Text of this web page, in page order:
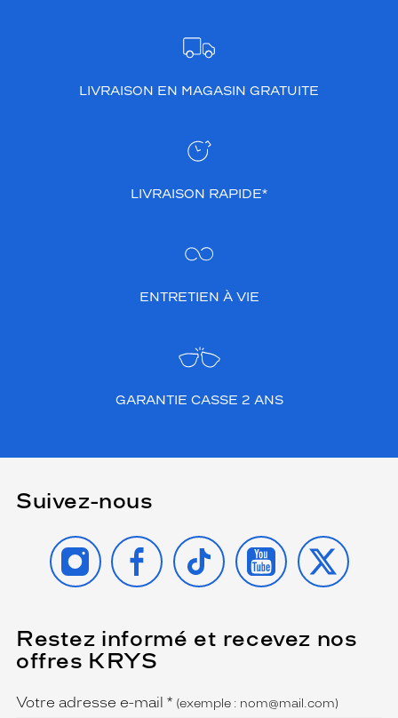
LIVRAISON EN MAGASIN GRATUITE
LIVRAISON RAPIDE*
ENTRETIEN À VIE
GARANTIE CASSE 2 ANS
Suivez-nous
INSTAGRAMFACEBOOK
TIKTOK YOUTUBE
X
Restez informé et recevez nos
offres KRYS
Name
Votre adresse e-mail *
(Ce
champ
est
obligatoire)
(exemple : nom@mail.com)